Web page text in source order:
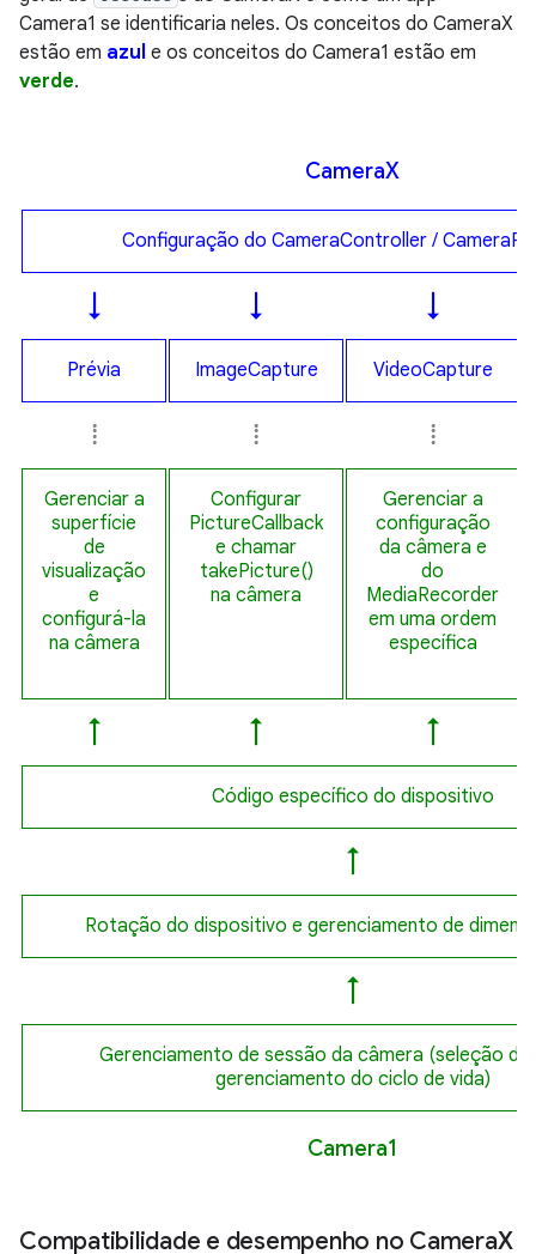
Camera1 se identificaria neles. Os conceitos do CameraX
estão em azul e os conceitos do Camera1 estão em
verde.
CameraX
Configuração do CameraController /
↓ ↓ ↓
Prévia ImageCapture VideoCapture
⁞ ⁞ ⁞
Gerenciar a
superfície
de
visualização
e
configurá-la
na câmera
Configurar
PictureCallback
e chamar
takePicture()
na câmera
Gerenciar a
configuração
da câmera e
do
MediaRecorder
em uma ordem
específica
↑ ↑ ↑
Código específico do dispositivo
↑
Rotação do dispositivo e gerenciamento de
↑
Gerenciamento de sessão da câmera (seleção da
gerenciamento do ciclo de vida)
Camera1
Compatibilidade e desempenho no CameraX